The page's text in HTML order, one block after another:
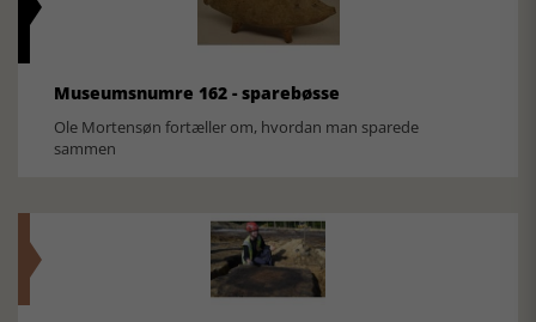
Museumsnumre 162 - sparebøsse
Ole Mortensøn fortæller om, hvordan man sparede
sammen